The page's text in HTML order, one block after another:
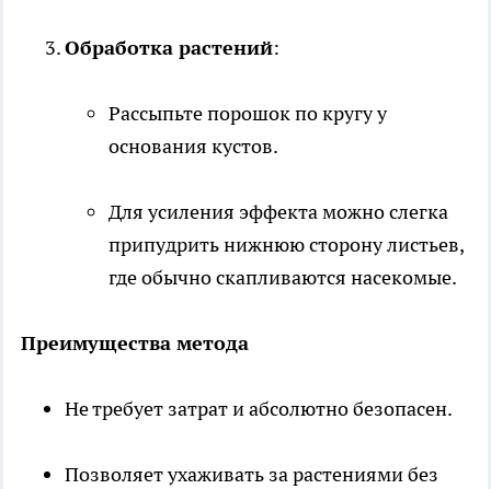
Обработка растений:
Рассыпьте порошок по кругу у
основания кустов.
Для усиления эффекта можно слегка
припудрить нижнюю сторону листьев,
где обычно скапливаются насекомые.
Преимущества метода
Не требует затрат и абсолютно безопасен.
Позволяет ухаживать за растениями без